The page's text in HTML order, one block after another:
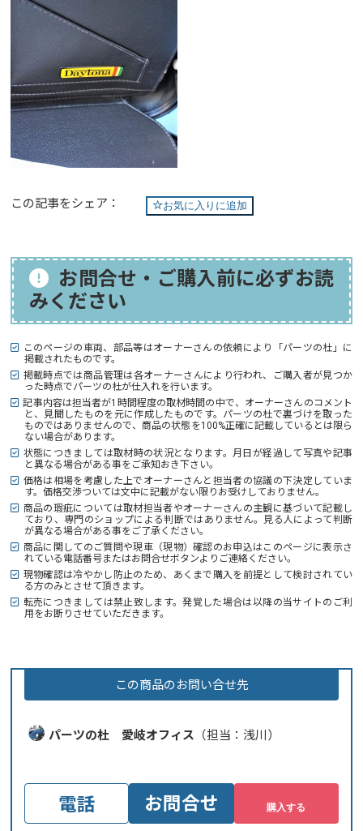
お気に入りに追加
この記事をシェア：
お問合せ・ご購入前に必ずお読
みください
このページの車両、部品等はオーナーさんの依頼により「パーツの杜」に
掲載されたものです。
掲載時点では商品管理は各オーナーさんにより行われ、ご購入者が見つか
った時点でパーツの杜が仕入れを行います。
記事内容は担当者が1時間程度の取材時間の中で、オーナーさんのコメント
と、見聞したものを元に作成したものです。パーツの杜で裏づけを取った
ものではありませんので、商品の状態を100%正確に記載しているとは限ら
ない場合があります。
状態につきましては取材時の状況となります。月日が経過して写真や記事
と異なる場合がある事をご承知おき下さい。
価格は相場を考慮した上でオーナーさんと担当者の協議の下決定していま
す。価格交渉ついては文中に記載がない限りお受けしておりません。
商品の瑕疵については取材担当者やオーナーさんの主観に基づいて記載し
ており、専門のショップによる判断ではありません。見る人によって判断
が異なる場合がある事をご了承ください。
商品に関してのご質問や現車（現物）確認のお申込はこのページに表示さ
れている電話番号またはお問合せボタンよりご連絡ください。
現物確認は冷やかし防止のため、あくまで購入を前提として検討されてい
る方のみとさせて頂きます。
転売につきましては禁止致します。発覚した場合は以降の当サイトのご利
用をお断りさせていただきます。
この商品のお問い合せ先
パーツの杜 愛岐オフィス （担当：浅川）
電話 お問合せ